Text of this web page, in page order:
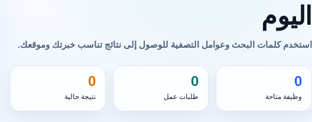
اليوم
استخدم كلمات البحث وعوامل التصفية للوصول إلى نتائج تناسب خبرتك وموقعك.
0
وظيفة متاحة
0
طلبات عمل
0
نتيجة حالية